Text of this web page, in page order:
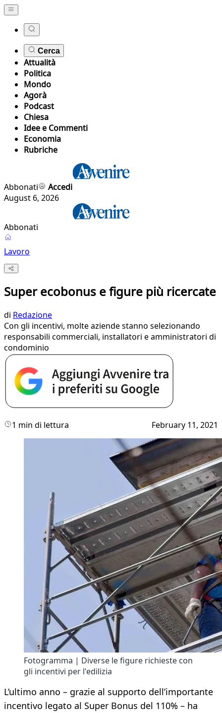
Cerca
Attualità
Politica
Mondo
Agorà
Podcast
Chiesa
Idee e Commenti
Economia
Rubriche
Abbonati
Accedi
August 6, 2026
Abbonati
Lavoro
Super ecobonus e figure più ricercate
di Redazione
Con gli incentivi, molte aziende stanno selezionando
responsabili commerciali, installatori e amministratori di
condominio
1 min di lettura February 11, 2021
Fotogramma | Diverse le figure richieste con
gli incentivi per l'edilizia
L’ultimo anno – grazie al supporto dell’importante
incentivo legato al Super Bonus del 110% – ha